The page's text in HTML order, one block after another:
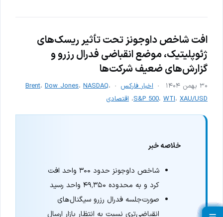
افت شاخص داوجونز تحت تأثیر ریسک‌های
ژئوپلیتیک، موضع انقباضی فدرال رزرو و
گزارش‌های ضعیف شرکت‌ها
۳۰ بهمن ۱۴۰۴ اخبار فارکس Brent، Dow Jones، NASDAQ،
S&P 500، WTI، XAU/USD ، اقتصادی
خلاصه خبر
شاخص داوجونز حدود ۳۰۰ واحد افت
کرد و به محدوده ۴۹٬۳۵۰ واحد رسید
صورت‌جلسه فدرال رزرو سیگنال‌های
انقباضی‌تری نسبت به انتظار بازار ارسال